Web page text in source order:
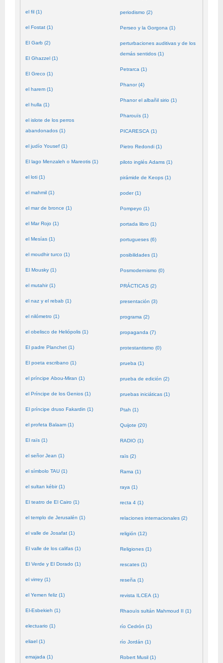
el fil (1)
el Fostat (1)
El Garb (2)
El Ghazzel (1)
El Greco (1)
el harem (1)
el hulla (1)
el islote de los perros
abandonados (1)
el judío Yousef (1)
El lago Menzaleh o Mareotis (1)
el loti (1)
el mahmil (1)
el mar de bronce (1)
el Mar Rojo (1)
el Mesías (1)
el moudhir turco (1)
El Mousky (1)
el mutahir (1)
el naz y el rebab (1)
el nilómetro (1)
el obelisco de Heliópolis (1)
El padre Planchet (1)
El poeta escribano (1)
el príncipe Abou-Miran (1)
el Príncipe de los Genios (1)
El príncipe druso Fakardin (1)
el profeta Balaam (1)
El raïs (1)
el señor Jean (1)
el símbolo TAU (1)
el sultan kébir (1)
El teatro de El Cairo (1)
el templo de Jerusalén (1)
el valle de Josafat (1)
El valle de los califas (1)
El Verde y El Dorado (1)
el virrey (1)
el Yemen feliz (1)
El-Esbekieh (1)
electuario (1)
eliael (1)
emajada (1)
periodismo (2)
Perseo y la Gorgona (1)
perturbaciones auditivas y de los
demás sentidos (1)
Petrarca (1)
Phanor (4)
Phanor el albañil sirio (1)
Pharouïs (1)
PICARESCA (1)
Pietro Redondi (1)
piloto inglés Adams (1)
pirámide de Keops (1)
poder (1)
Pompeyo (1)
portada libro (1)
portugueses (6)
posibilidades (1)
Posmodernismo (0)
PRÁCTICAS (2)
presentación (3)
programa (2)
propaganda (7)
protestantismo (0)
prueba (1)
prueba de edición (2)
pruebas iniciáticas (1)
Ptah (1)
Quijote (20)
RADIO (1)
raïs (2)
Rama (1)
raya (1)
recta 4 (1)
relaciones internacionales (2)
religión (12)
Religiones (1)
rescates (1)
reseña (1)
revista ILCEA (1)
Rhaouïs sultán Mahmoud II (1)
río Cedrón (1)
río Jordán (1)
Robert Musil (1)